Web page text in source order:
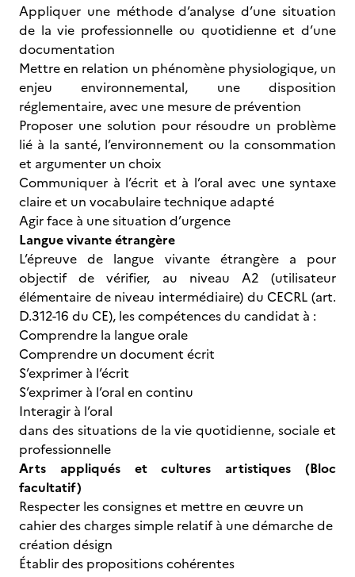
Appliquer une méthode d’analyse d’une situation
de la vie professionnelle ou quotidienne et d’une
documentation
Mettre en relation un phénomène physiologique, un
enjeu environnemental, une disposition
réglementaire, avec une mesure de prévention
Proposer une solution pour résoudre un problème
lié à la santé, l’environnement ou la consommation
et argumenter un choix
Communiquer à l’écrit et à l’oral avec une syntaxe
claire et un vocabulaire technique adapté
Agir face à une situation d’urgence
Langue vivante étrangère
L’épreuve de langue vivante étrangère a pour
objectif de vérifier, au niveau A2 (utilisateur
élémentaire de niveau intermédiaire) du CECRL (art.
D.312-16 du CE), les compétences du candidat à :
Comprendre la langue orale
Comprendre un document écrit
S’exprimer à l’écrit
S’exprimer à l’oral en continu
Interagir à l’oral
dans des situations de la vie quotidienne, sociale et
professionnelle
Arts appliqués et cultures artistiques (Bloc
facultatif)
Respecter les consignes et mettre en œuvre un
cahier des charges simple relatif à une démarche de
création désign
Établir des propositions cohérentes